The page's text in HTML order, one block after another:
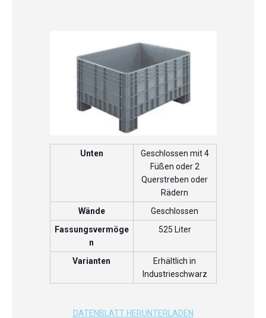
Unten
Geschlossen mit 4
Füßen oder 2
Querstreben oder
Rädern
Wände
Geschlossen
Fassungsvermöge
n
525 Liter
Varianten
Erhältlich in
Industrieschwarz
DATENBLATT HERUNTERLADEN